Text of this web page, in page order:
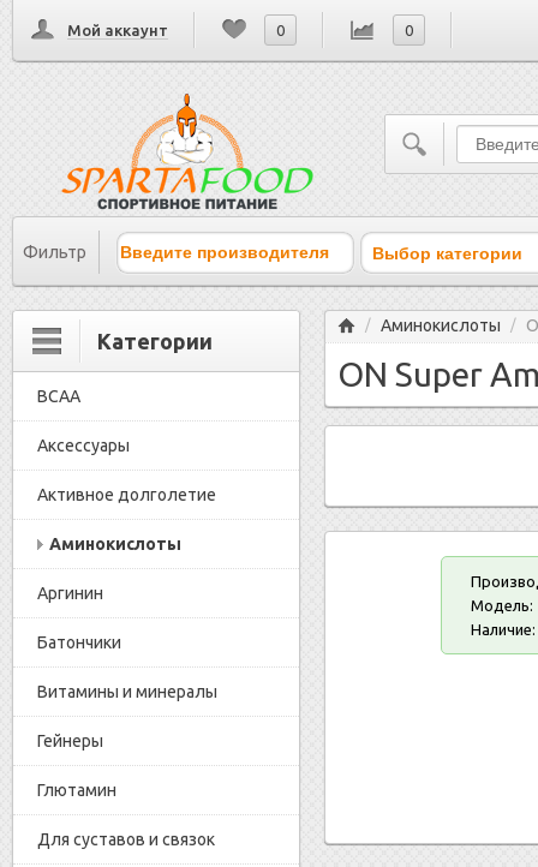
Мой аккаунт 0 0
Фильтр Выбор категории
Категории
BCAA
Аксессуары
Активное долголетие
Аминокислоты
Аргинин
Батончики
Витамины и минералы
Гейнеры
Глютамин
Для суставов и связок
Главная
/ Аминокислоты /
ON Super
Модель:
Наличие: